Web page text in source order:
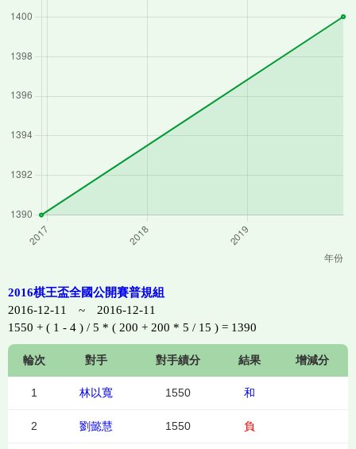
2016棋王盃全國公開賽普規組
2016-12-11 ~ 2016-12-11
1550 + ( 1 - 4 ) / 5 * ( 200 + 200 * 5 / 15 ) = 1390
輪次 對手 對手績分 結果 增減分
1 林以寬 1550 和
2 劉懿慧 1550 負